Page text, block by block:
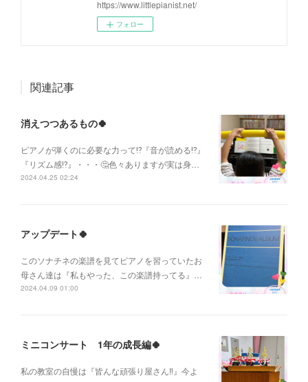
https://www.littlepianist.net/
フォロー
関連記事
消えつつあるもの🍀
ピアノが弾くのに必要な力って⁉️『音が読める⁉︎』
『リズム感⁉︎』・・・🤔色々ありますが実は身…
2024.04.25 02:24
アップデート🍀
このソナチネの楽譜を見てピアノを習っていたお
母さん達は『私もやった、この楽譜持ってる』…
2024.04.09 01:00
ミニコンサート 1年の成長編🍀
私の教室の自慢は『皆んな頑張り屋さん‼️』今よ